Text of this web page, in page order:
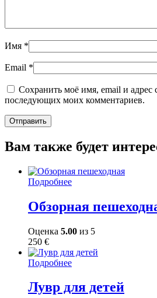
Имя *
Email *
Сохранить моё имя, email и адрес
последующих моих комментариев.
Вам также будет
Подробнее
Обзорная
Оценка 5.00 из 5
250 €
Подробнее
Лувр для детей